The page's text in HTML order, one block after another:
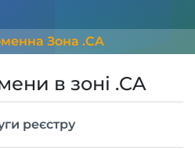
Зона .CA
в зоні .CA
реєстру